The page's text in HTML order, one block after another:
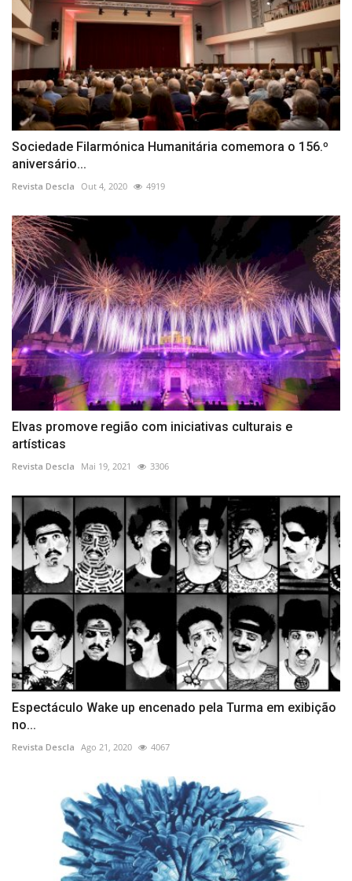
Sociedade Filarmónica Humanitária comemora o 156.º
aniversário...
Revista Descla Out 4, 2020 4919
Elvas promove região com iniciativas culturais e
artísticas
Revista Descla Mai 19, 2021 3306
Espectáculo Wake up encenado pela Turma em exibição
no...
Revista Descla Ago 21, 2020 4067